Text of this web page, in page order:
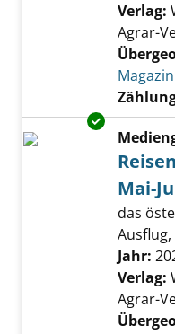
Verlag:
Agrar-
Magazin
Exemplar-
Mai-
das
Suche
Jahr:
Verlag:
Agrar-